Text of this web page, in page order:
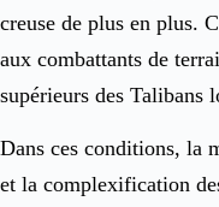
creuse de plus en plus.
aux combattants de
supérieurs des Talibans
Dans ces conditions, la
et la complexification